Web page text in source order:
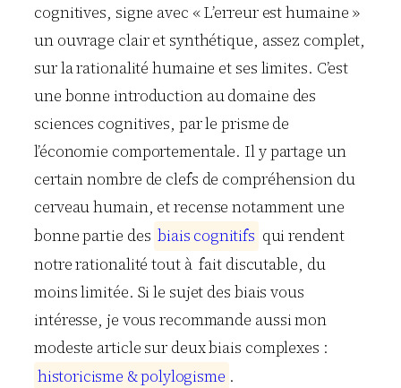
cognitives, signe avec « L’erreur est humaine »
un ouvrage clair et synthétique, assez complet,
sur la rationalité humaine et ses limites. C’est
une bonne introduction au domaine des
sciences cognitives, par le prisme de
l’économie comportementale. Il y partage un
certain nombre de clefs de compréhension du
cerveau humain, et recense notamment une
bonne partie des biais cognitifs qui rendent
notre rationalité tout à fait discutable, du
moins limitée. Si le sujet des biais vous
intéresse, je vous recommande aussi mon
modeste article sur deux biais complexes :
historicisme &polylogisme .